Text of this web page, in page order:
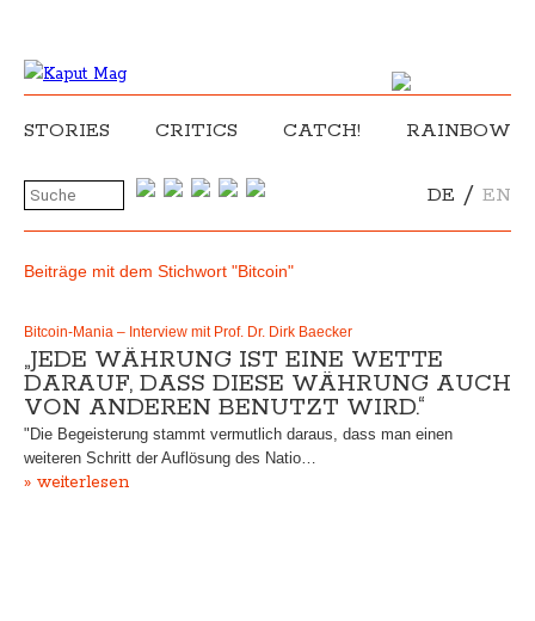
STORIES CRITICS CATCH! RAINBOW
DE / EN
Beiträge mit dem Stichwort "Bitcoin"
Bitcoin-Mania – Interview mit Prof. Dr. Dirk Baecker
„JEDE WÄHRUNG IST EINE WETTE
DARAUF, DASS DIESE WÄHRUNG AUCH
VON ANDEREN BENUTZT WIRD.“
"Die Begeisterung stammt vermutlich daraus, dass man einen
weiteren Schritt der Auflösung des Natio…
» weiterlesen